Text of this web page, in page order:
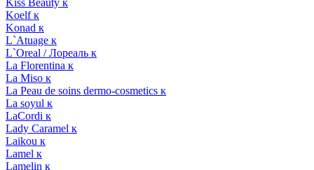
Kiss Beauty к
Koelf к
Konad к
L`Atuage к
L`Oreal / Лореаль к
La Florentina к
La Miso к
La Peau de soins dermo-cosmetics к
La soyul к
LaCordi к
Lady Caramel к
Laikou к
Lamel к
Lamelin к